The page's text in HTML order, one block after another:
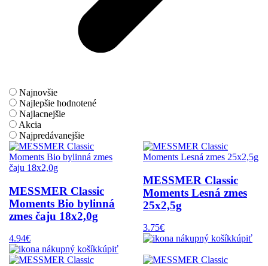
Najnovšie
Najlepšie hodnotené
Najlacnejšie
Akcia
Najpredávanejšie
MESSMER Classic
Moments Bio bylinná
zmes čaju 18x2,0g
4.94€
kúpiť
MESSMER Classic
Moments Lesná zmes
25x2,5g
3.75€
kúpiť